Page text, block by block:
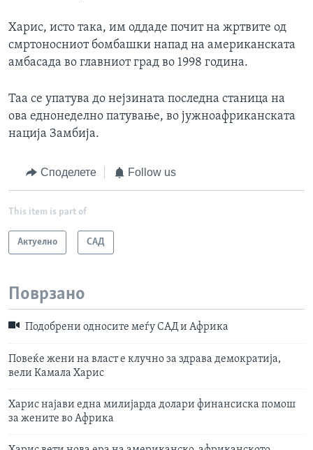
Харис, исто така, им оддаде почит на жртвите од
смртоносниот бомбашки напад на американската
амбасада во главниот град во 1998 година.
Таа се упатува до нејзината последна станица на
ова еднонеделно патување, во јужноафриканската
нација Замбија.
Споделете Follow us
This item is part of
Актуелно САД
Поврзано
Подобрени односите меѓу САД и Африка
Повеќе жени на власт е клучно за здрава демократија,
вели Камала Харис
Харис најави една милијарда долари финансиска помош
за жените во Африка